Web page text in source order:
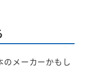
のメーカーかもし